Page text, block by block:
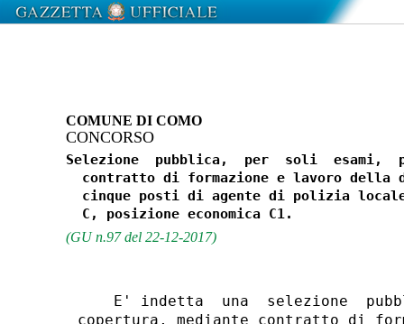
COMUNE DI COMO
CONCORSO
Selezione  pubblica,  per  soli  esami,
contratto di formazione e lavoro della
cinque posti di agente di polizia
(GU n.97 del 22-12-2017)
E' indetta  una  selezione
copertura, mediante contratto di